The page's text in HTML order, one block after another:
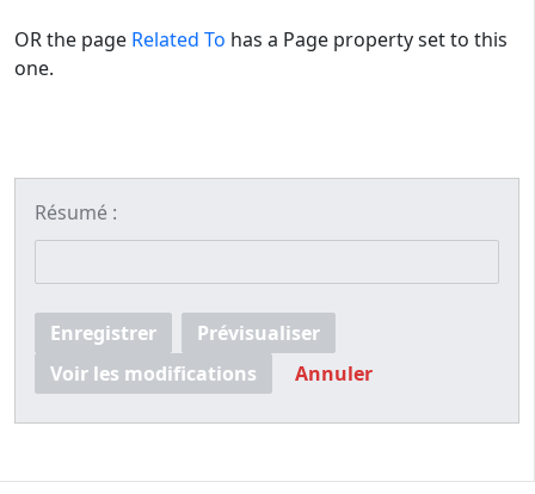
OR the page Related To has a Page property set to this
one.
Résumé :
Enregistrer
Prévisualiser
Voir les modifications
Annuler